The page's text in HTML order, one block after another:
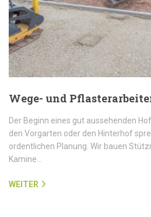
Wege- und
Der Beginn eines gut aussehenden
den Vorgarten oder den Hinterhof
ordentlichen Planung. Wir bauen
Kamine…
WEITER